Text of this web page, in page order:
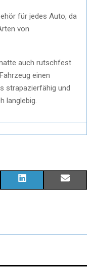
für jedes Auto, da
von
auch rutschfest
einen
strapazierfähig und
langlebig.
K I